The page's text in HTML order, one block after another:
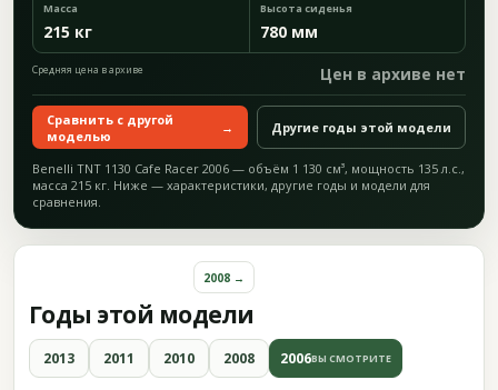
Масса
215 кг
Высота сиденья
780 мм
Средняя цена в архиве Цен в архиве нет
Сравнить с другой
моделью
→ Другие годы этой модели
Benelli TNT 1130 Cafe Racer 2006 — объём 1 130 см³, мощность 135 л.с.,
масса 215 кг. Ниже — характеристики, другие годы и модели для
сравнения.
Годы этой модели
2008 →
2013 2011 2010 2008 2006ВЫ СМОТРИТЕ